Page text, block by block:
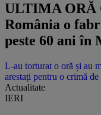
ULTIMA ORĂ
România o
peste 60 ani în
L-au torturat o oră și au
arestați pentru o crimă
Actualitate
IERI